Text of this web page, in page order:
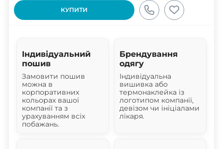
КУПИТИ
Індивідуальний
пошив
Замовити пошив
можна в
корпоративних
кольорах вашої
компанії та з
урахуванням всіх
побажань.
Брендування
одягу
Індивідуальна
вишивка або
термонаклейка із
логотипом компанії,
девізом чи ініціалами
лікаря.